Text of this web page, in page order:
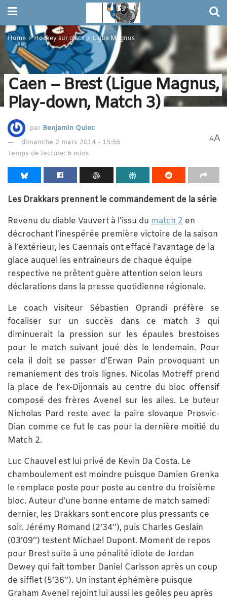
Home Hockey sur glace Ligue Magnus
Caen – Brest (Ligue Magnus,
Play-down, Match 3)
par Benjamin Quioc
dimanche 2 mars 2014 - 15:56
Temps de lecture: 6 mins
AA
Les Drakkars prennent le commandement de la série
Revenu du diable Vauvert à l’issu du match 2 en
décrochant l’inespérée première victoire de la saison
à l’extérieur, les Caennais ont effacé l’avantage de la
glace auquel les entraîneurs de chaque équipe
respective ne prêtent guère attention selon leurs
déclarations dans la presse quotidienne régionale.
Le coach visiteur Sébastien Oprandi préfère se
focaliser sur un succès dans ce match 3 qui
diminuerait la pression sur les épaules brestoises
pour le match suivant joué dès le lendemain. Pour
cela il doit se passer d’Erwan Pain provoquant un
remaniement des trois lignes. Nicolas Motreff prend
la place de l’ex-Dijonnais au centre du bloc offensif
composé des frères Avenel sur les ailes. Le buteur
Nicholas Pard reste avec la paire slovaque Prosvic-
Dian comme ce fut le cas pour la dernière moitié du
Match 2.
Luc Chauvel est lui privé de Kevin Da Costa. Le
chamboulement est moindre puisque Damien Grenka
le remplace poste pour poste au centre du troisième
bloc. Auteur d’une bonne entame de match samedi
dernier, les Drakkars sont encore plus pressants ce
soir. Jérémy Romand (2’34’’), puis Charles Geslain
(03’09’’) testent Michael Dupont. Moment de repos
pour Brest suite à une pénalité idiote de Jordan
Dewey qui fait tomber Daniel Carlsson après un coup
de sifflet (5’36’’). Un instant éphémère puisque
Graham Avenel rejoint lui aussi les geôles peu après